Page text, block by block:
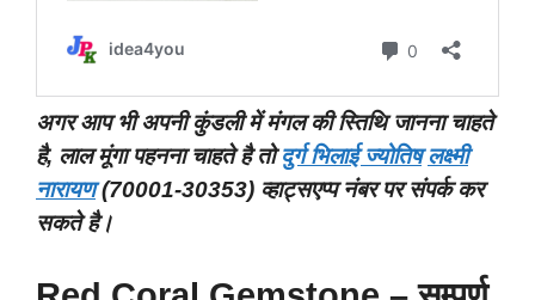
अगर आप भी अपनी कुंडली में मंगल की स्तिथि जानना चाहते
है, लाल मूंगा पहनना चाहते है तोदुर्ग भिलाई ज्योतिष लक्ष्मी
नारायण(70001-30353) व्हाट्सएप्प नंबर पर संपर्क कर
सकते है।